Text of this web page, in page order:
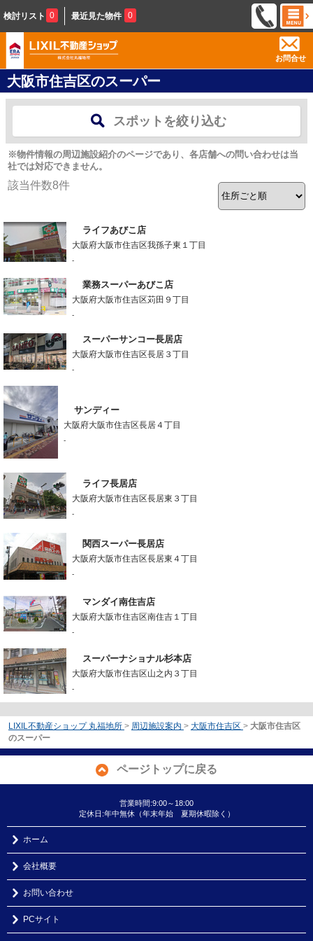
検討リスト 0 最近見た物件 0
お問合せ
大阪市住吉区のスーパー
スポットを絞り込む
※物件情報の周辺施設紹介のページであり、各店舗への問い合わせは当
社では対応できません。
該当件数8件
ライフあびこ店
大阪府大阪市住吉区我孫子東１丁目
-
業務スーパーあびこ店
大阪府大阪市住吉区苅田９丁目
-
スーパーサンコー長居店
大阪府大阪市住吉区長居３丁目
-
サンディー
大阪府大阪市住吉区長居４丁目
-
ライフ長居店
大阪府大阪市住吉区長居東３丁目
-
関西スーパー長居店
大阪府大阪市住吉区長居東４丁目
-
マンダイ南住吉店
大阪府大阪市住吉区南住吉１丁目
-
スーパーナショナル杉本店
大阪府大阪市住吉区山之内３丁目
-
LIXIL不動産ショップ 丸福地所 > 周辺施設案内 > 大阪市住吉区 > 大阪市住吉区
のスーパー
ページトップに戻る
営業時間:9:00～18:00
定休日:年中無休（年末年始 夏期休暇除く）
ホーム
会社概要
お問い合わせ
PCサイト